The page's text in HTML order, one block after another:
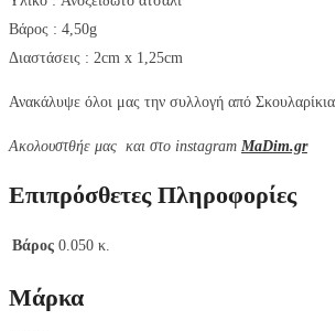
Βάρος : 4,50g
Διαστάσεις : 2cm x 1,25cm
Ανακάλυψε όλοι μας την συλλογή από Σκουλαρίκια
Aκολουστθήε μας και στο instagram MaDim.gr
Επιπρόσθετες Πληροφορίες
Βάρος 0.050 κ.
Μάρκα